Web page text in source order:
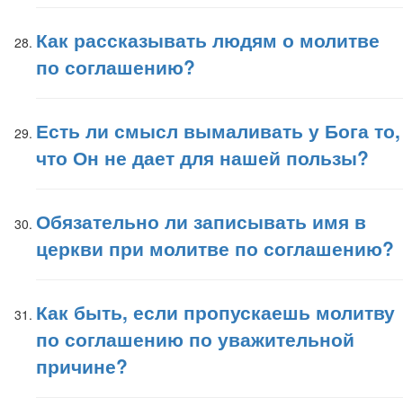
Как рассказывать людям о молитве
по соглашению?
Есть ли смысл вымаливать у Бога то,
что Он не дает для нашей пользы?
Обязательно ли записывать имя в
церкви при молитве по соглашению?
Как быть, если пропускаешь молитву
по соглашению по уважительной
причине?